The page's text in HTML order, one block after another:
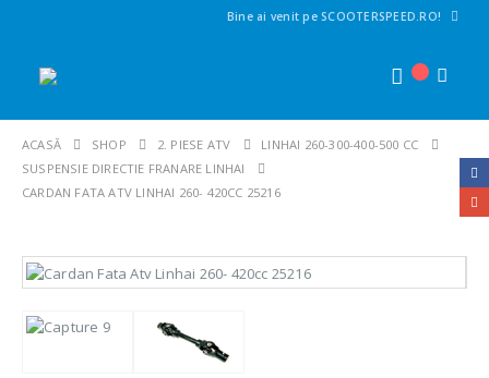
Bine ai venit pe SCOOTERSPEED.RO!
ACASĂ SHOP 2. PIESE ATV
LINHAI 260-300-400-500 CC
SUSPENSIE DIRECTIE FRANARE LINHAI
CARDAN FATA ATV LINHAI 260- 420CC 25216